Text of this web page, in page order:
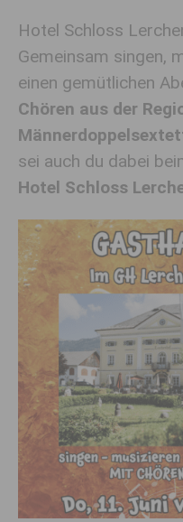
Hotel Schloss
Gemeinsam singen,
einen gemütlichen
Chören aus der
sei auch du dabei
Hotel Schloss